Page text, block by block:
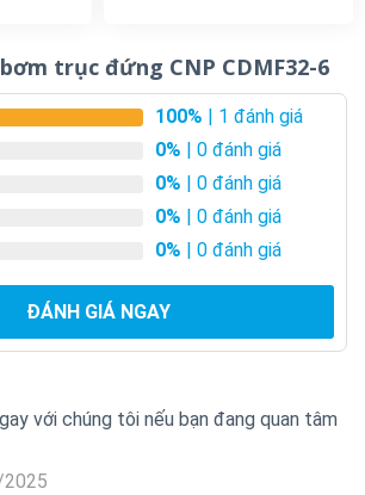
trục đứng CNP CDMF32-6
100% | 1 đánh giá
0% | 0 đánh giá
0% | 0 đánh giá
0% | 0 đánh giá
0% | 0 đánh giá
ĐÁNH GIÁ NGAY
với chúng tôi nếu bạn đang quan tâm